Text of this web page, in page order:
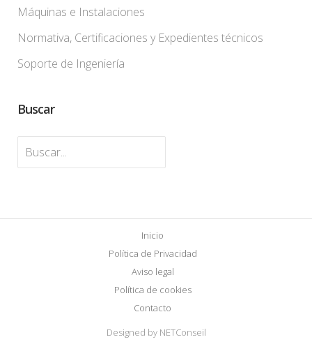
Máquinas e Instalaciones
Normativa, Certificaciones y Expedientes técnicos
Soporte de Ingeniería
Buscar
Inicio
Política de Privacidad
Aviso legal
Política de cookies
Contacto
Designed by NETConseil